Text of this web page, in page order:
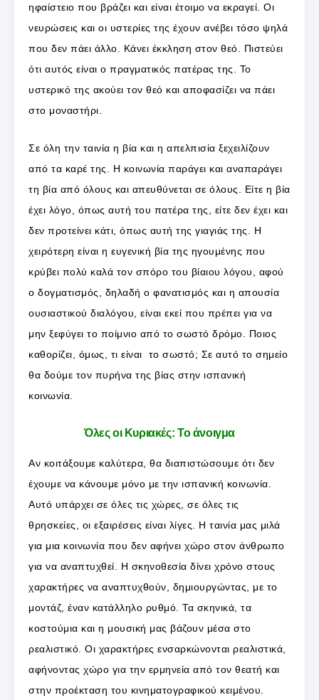
ηφαίστειο που βράζει και είναι έτοιμο να εκραγεί. Οι
νευρώσεις και οι υστερίες της έχουν ανέβει τόσο ψηλά
που δεν πάει άλλο. Κάνει έκκληση στον θεό. Πιστεύει
ότι αυτός είναι ο πραγματικός πατέρας της. Το
υστερικό της ακούει τον θεό και αποφασίζει να πάει
στο μοναστήρι.
Σε όλη την ταινία η βία και η απελπισία ξεχειλίζουν
από τα καρέ της. Η κοινωνία παράγει και αναπαράγει
τη βία από όλους και απευθύνεται σε όλους. Είτε η βία
έχει λόγο, όπως αυτή του πατέρα της, είτε δεν έχει και
δεν προτείνει κάτι, όπως αυτή της γιαγιάς της. Η
χειρότερη είναι η ευγενική βία της ηγουμένης που
κρύβει πολύ καλά τον σπόρο του βίαιου λόγου, αφού
ο δογματισμός, δηλαδή ο φανατισμός και η απουσία
ουσιαστικού διαλόγου, είναι εκεί που πρέπει για να
μην ξεφύγει το ποίμνιο από το σωστό δρόμο. Ποιος
καθορίζει, όμως, τι είναι το σωστό; Σε αυτό το σημείο
θα δούμε τον πυρήνα της βίας στην ισπανική
κοινωνία.
Όλες οι Κυριακές: Το άνοιγμα
Αν κοιτάξουμε καλύτερα, θα διαπιστώσουμε ότι δεν
έχουμε να κάνουμε μόνο με την ισπανική κοινωνία.
Αυτό υπάρχει σε όλες τις χώρες, σε όλες τις
θρησκείες, οι εξαιρέσεις είναι λίγες. Η ταινία μας μιλά
για μια κοινωνία που δεν αφήνει χώρο στον άνθρωπο
για να αναπτυχθεί. Η σκηνοθεσία δίνει χρόνο στους
χαρακτήρες να αναπτυχθούν, δημιουργώντας, με το
μοντάζ, έναν κατάλληλο ρυθμό. Τα σκηνικά, τα
κοστούμια και η μουσική μας βάζουν μέσα στο
ρεαλιστικό. Οι χαρακτήρες ενσαρκώνονται ρεαλιστικά,
αφήνοντας χώρο για την ερμηνεία από τον θεατή και
στην προέκταση του κινηματογραφικού κειμένου.